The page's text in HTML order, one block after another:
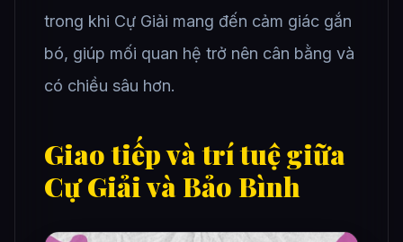
trong khi Cự Giải mang đến cảm giác gắn
bó, giúp mối quan hệ trở nên cân bằng và
có chiều sâu hơn.
Giao tiếp và trí tuệ giữa
Cự Giải và Bảo Bình